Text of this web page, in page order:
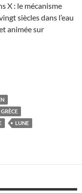
X : le mécanisme
siècles dans l’eau
animée sur
aurait plus de
GRÈCE
LUNE